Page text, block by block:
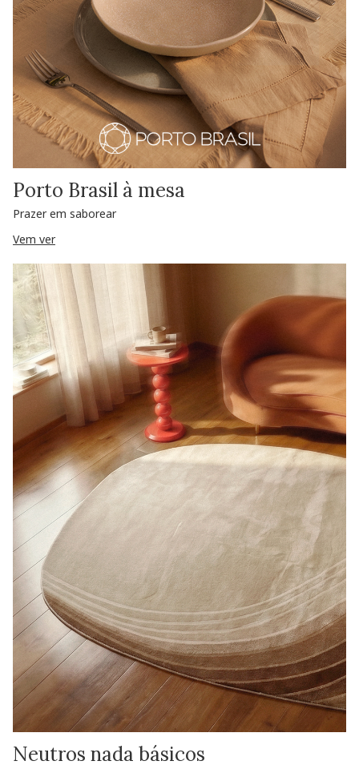
Porto Brasil à mesa
Prazer em saborear
Vem ver
Neutros nada básicos